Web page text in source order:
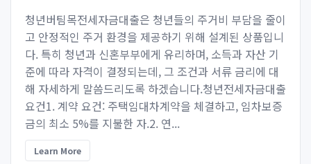
청년버팀목전세자금대출은 청년들의 주거비 부담을 줄이
고 안정적인 주거 환경을 제공하기 위해 설계된 상품입니
다. 특히 청년과 신혼부부에게 유리하며, 소득과 자산 기
준에 따라 자격이 결정되는데, 그 조건과 서류 금리에 대
해 자세하게 말씀드리도록 하겠습니다.청년전세자금대출
요건1. 계약 요건: 주택임대차계약을 체결하고, 임차보증
금의 최소 5%를 지불한 자.2. 연...
Learn More